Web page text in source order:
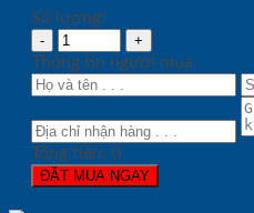
Số lượng:
Thông tin người mua
Tổng tiền: 0
ĐẶT MUA NGAY